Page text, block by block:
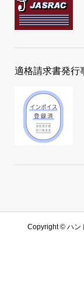
適格請求書発行
Copyright © ハン